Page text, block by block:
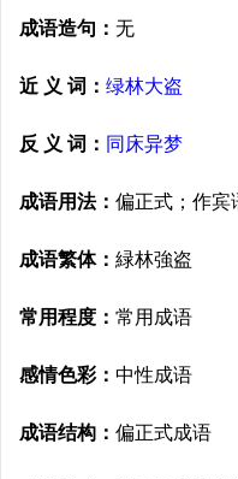
成语造句： 无
近 义 词： 绿林大盗
反 义 词： 同床异梦
成语用法： 偏正式；作宾
成语繁体： 緑林強盗
常用程度： 常用成语
感情色彩： 中性成语
成语结构： 偏正式成语